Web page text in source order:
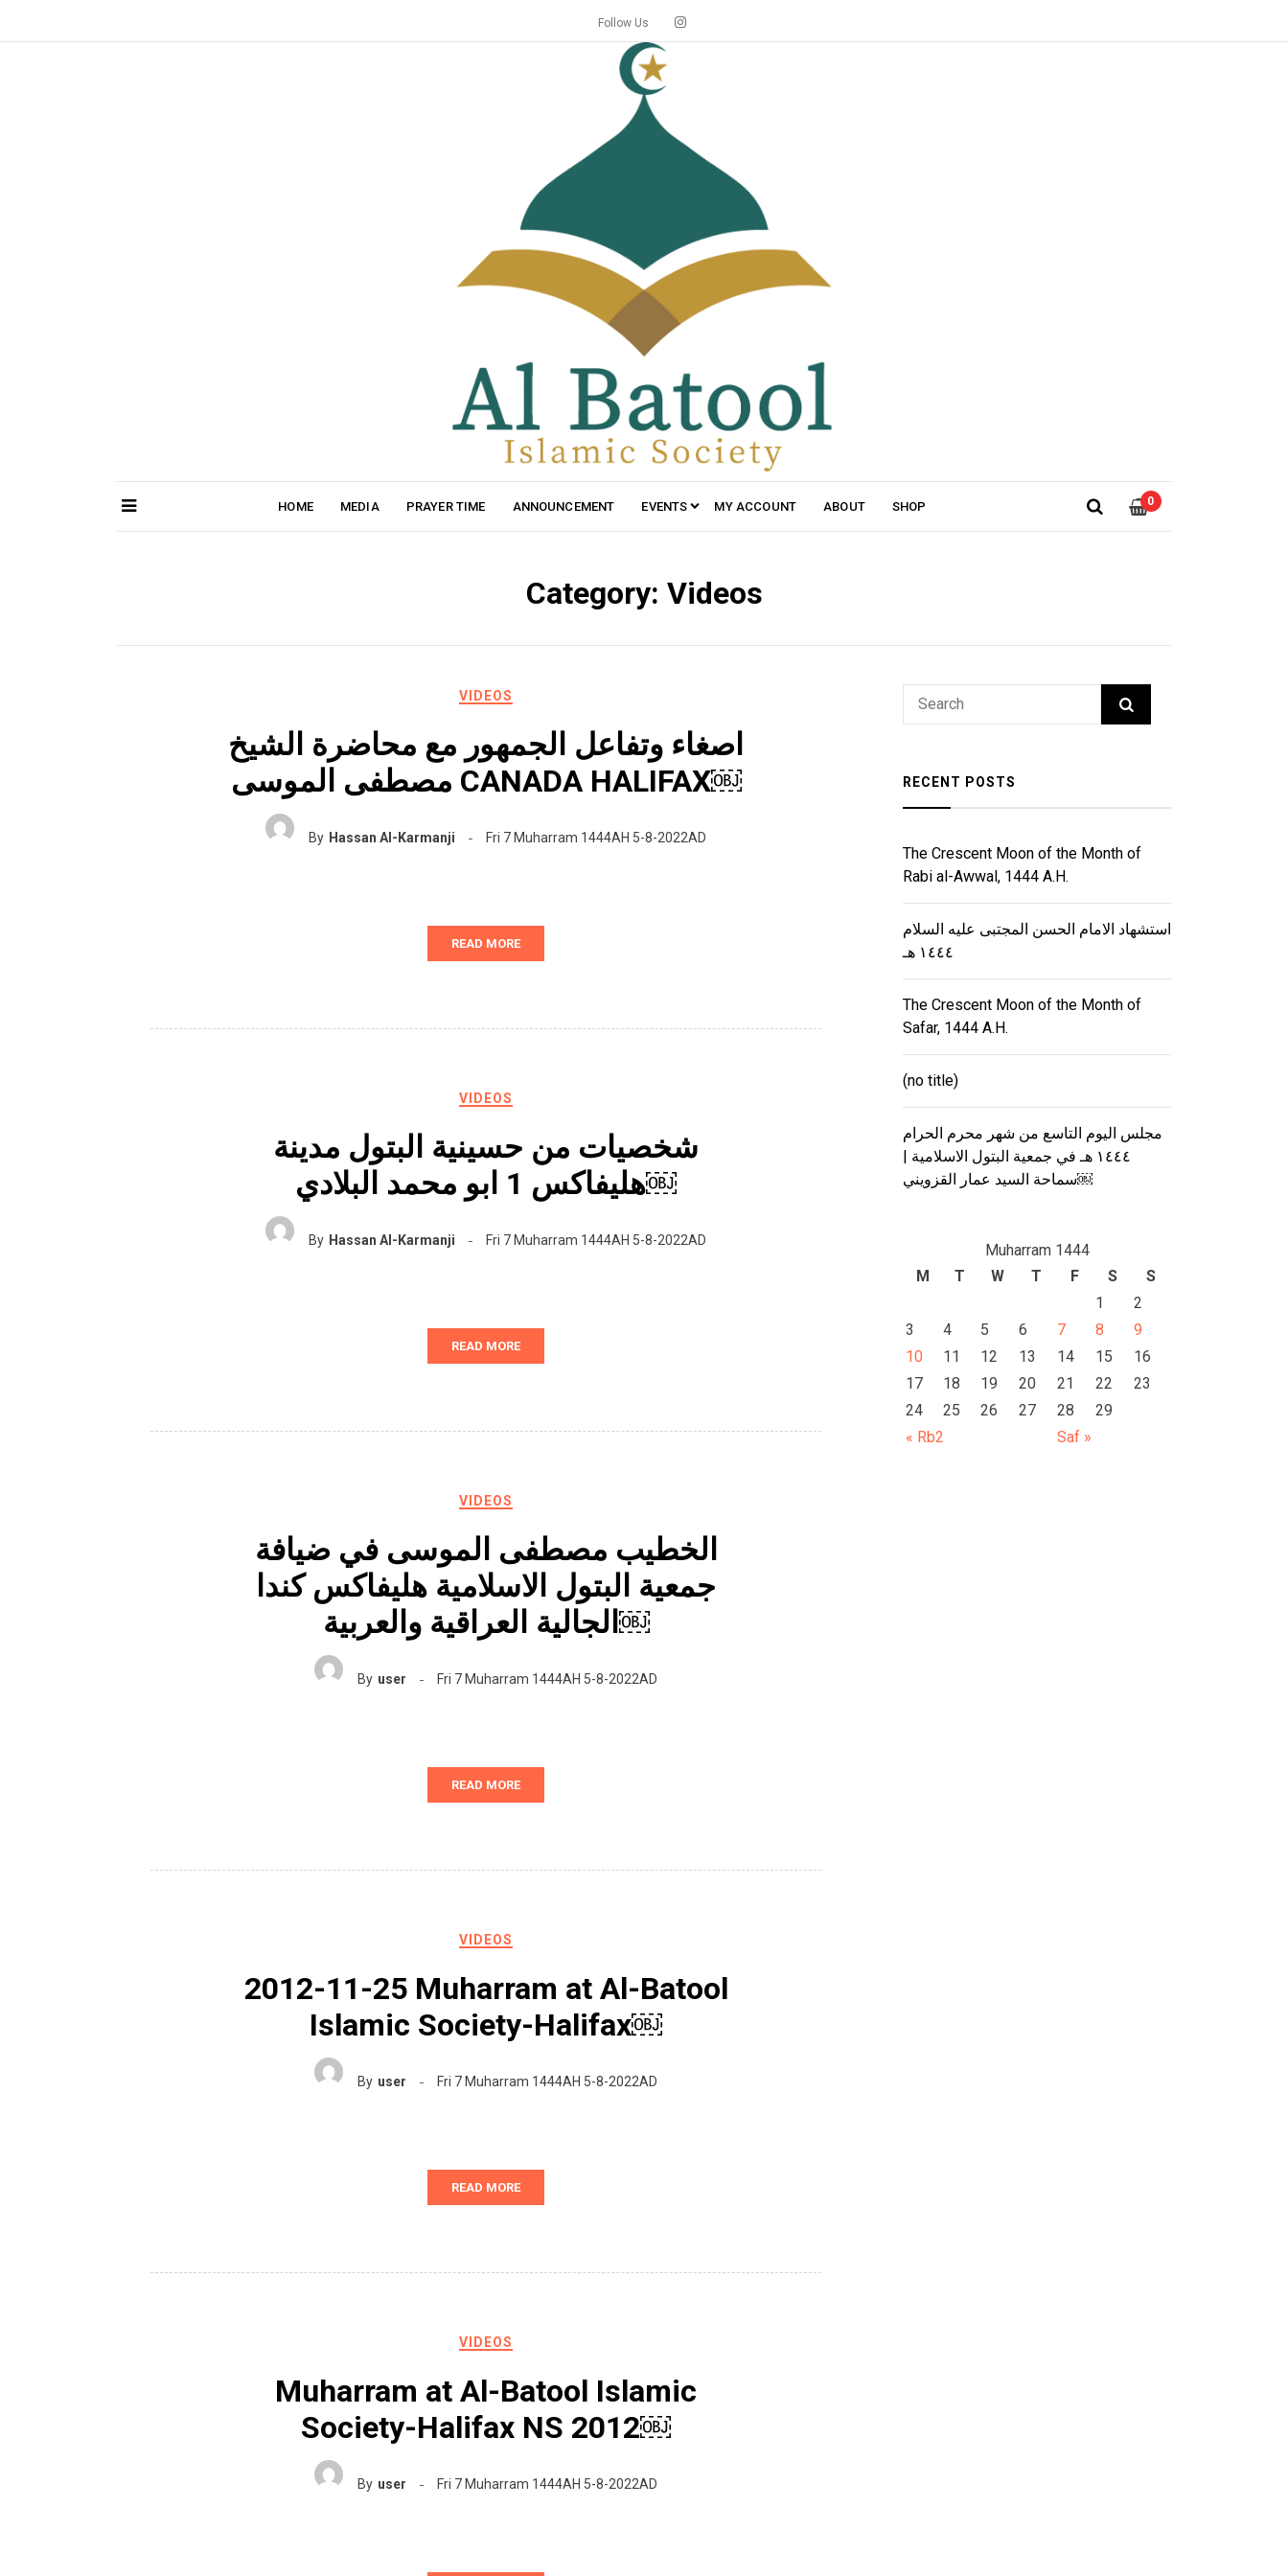
Follow Us
HOME MEDIA PRAYER TIME ANNOUNCEMENT EVENTS MY ACCOUNT ABOUT SHOP 0
Category: Videos
VIDEOS
اصغاء وتفاعل الجمهور مع محاضرة الشيخ
مصطفى الموسى CANADA HALIFAX￼
By Hassan Al-Karmanji Fri 7 Muharram 1444AH 5-8-2022AD
READ MORE
VIDEOS
شخصيات من حسينية البتول مدينة
هليفاكس 1 ابو محمد البلادي￼
By Hassan Al-Karmanji Fri 7 Muharram 1444AH 5-8-2022AD
READ MORE
VIDEOS
الخطيب مصطفى الموسى في ضيافة
جمعية البتول الاسلامية هليفاكس كندا
الجالية العراقية والعربية￼
By user Fri 7 Muharram 1444AH 5-8-2022AD
READ MORE
VIDEOS
2012-11-25 Muharram at Al-Batool
Islamic Society-Halifax￼
By user Fri 7 Muharram 1444AH 5-8-2022AD
READ MORE
VIDEOS
Muharram at Al-Batool Islamic
Society-Halifax NS 2012￼
By user Fri 7 Muharram 1444AH 5-8-2022AD
RECENT POSTS
The Crescent Moon of the Month of
Rabi al-Awwal, 1444 A.H.
استشهاد الامام الحسن المجتبى عليه السلام
١٤٤٤ هـ
The Crescent Moon of the Month of
Safar, 1444 A.H.
(no title)
مجلس اليوم التاسع من شهر محرم الحرام
١٤٤٤ هـ في جمعية البتول الاسلامية |
سماحة السيد عمار القزويني￼
Muharram 1444
M
T W T F S S
« Rb2 Saf »
1
2
3
4 5 6 7 8
9
10
11 12 13 14 15
16
17
18 19 20 21 22
23
24
25 26 27 28 29